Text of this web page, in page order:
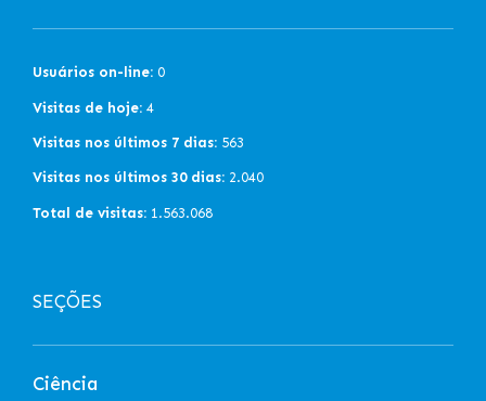
Usuários on-line: 0
Visitas de hoje: 4
Visitas nos últimos 7 dias: 563
Visitas nos últimos 30 dias: 2.040
Total de visitas: 1.563.068
SEÇÕES
Ciência